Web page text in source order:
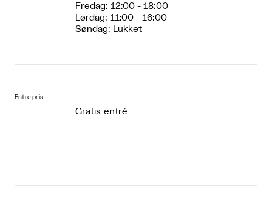
Fredag: 12:00 - 18:00
Lørdag: 11:00 - 16:00
Søndag: Lukket
Entre pris
Gratis entré